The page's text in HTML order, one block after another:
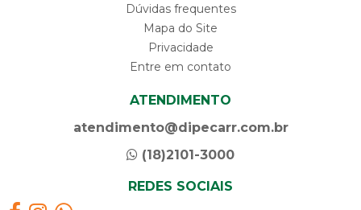
Dúvidas frequentes
Mapa do Site
Privacidade
Entre em contato
ATENDIMENTO
atendimento@dipecarr.com.br
(18)2101-3000
REDES SOCIAIS